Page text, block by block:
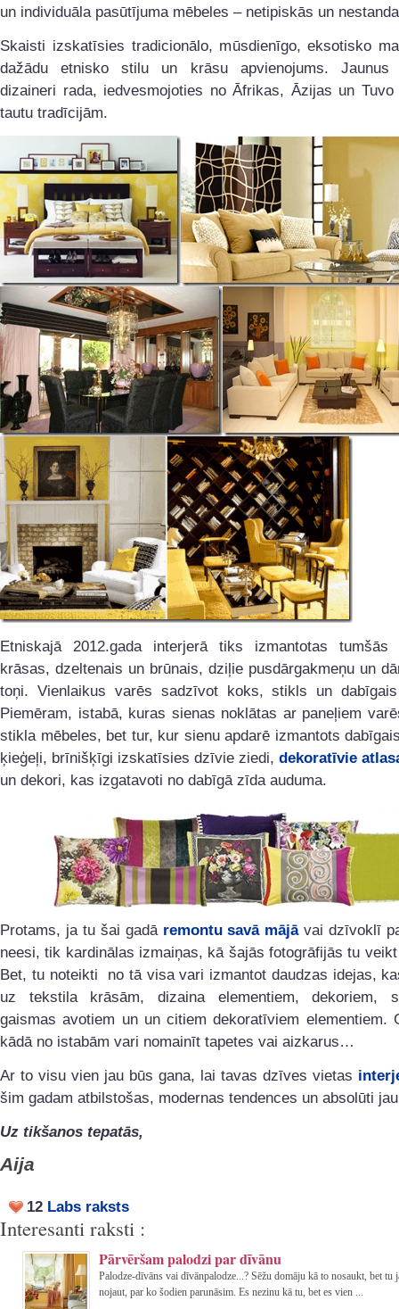
un individuāla pasūtījuma mēbeles – netipiskās un
Skaisti izskatīsies tradicionālo, mūsdienīgo, eksotisko
dažādu etnisko stilu un krāsu apvienojums. Jaunus
dizaineri rada, iedvesmojoties no Āfrikas, Āzijas un Tuvo
tautu tradīcijām.
Etniskajā 2012.gada interjerā tiks izmantotas
krāsas, dzeltenais un brūnais, dziļie pusdārgakmeņu un
toņi. Vienlaikus varēs sadzīvot koks, stikls un
Piemēram, istabā, kuras sienas noklātas ar paneļiem
stikla mēbeles, bet tur, kur sienu apdarē izmantots
ķieģeļi, brīnišķīgi izskatīsies dzīvie ziedi, dekoratīvie
un dekori, kas izgatavoti no dabīgā zīda auduma.
Protams, ja tu šai gadā remontu savā mājāvai dzīvoklī
neesi, tik kardinālas izmaiņas, kā šajās fotogrāfijās tu
Bet, tu noteikti no tā visa vari izmantot daudzas idejas,
uz tekstila krāsām, dizaina elementiem, dekoriem,
gaismas avotiem un un citiem dekoratīviem elementiem.
kādā no istabām vari nomainīt tapetes vai aizkarus…
Ar to visu vien jau būs gana, lai tavas dzīves vietas
šim gadam atbilstošas, modernas tendences un absolūti
Uz tikšanos tepatās,
Aija
12 Labs raksts
Interesanti raksti :
Pārvēršam palodzi par dīvānu
Palodze-dīvāns vai dīvānpalodze...? Sēžu domāju kā to nosaukt, bet tu
nojaut, par ko šodien parunāsim. Es nezinu kā tu, bet es vien ...